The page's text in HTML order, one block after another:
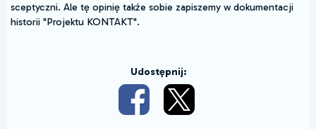
sceptyczni. Ale tę opinię także sobie zapiszemy w dokumentacji
historii "Projektu KONTAKT".
Udostępnij: